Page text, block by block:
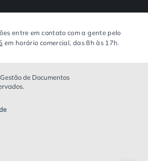
entre em contato com a gente pelo
em horário comercial, das 8h às 17h.
de Documentos